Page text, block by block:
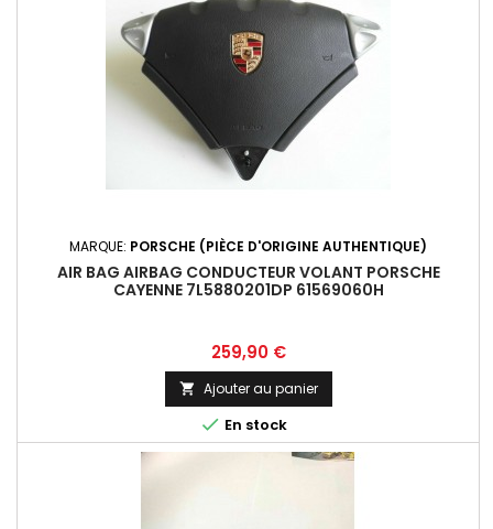
MARQUE: PORSCHE (PIÈCE D'ORIGINE AUTHENTIQUE)
AIR BAG AIRBAG CONDUCTEUR VOLANT PORSCHE
CAYENNE 7L5880201DP 61569060H
Prix
259,90 €
 Ajouter au panier
 En stock